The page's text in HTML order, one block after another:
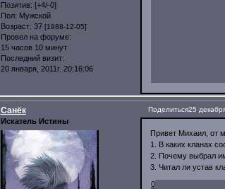
Позитив: [+4/-0]
Пол: Мужской
Возраст: 37 [1988-12-05]
Провел на форуме:
15 часов 10 минут
Последний визит:
20 января, 2011г. 20:16:06
Поделиться25
Санёк
Искатель Истины
Привет Михаил, от
1. В каких кланах
2. Почему выбрал
3. Читал ли устав
0